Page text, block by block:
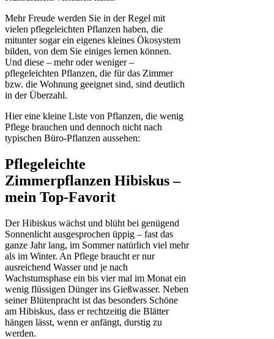
Mehr Freude werden Sie in der Regel mit
vielen pflegeleichten Pflanzen haben, die
mitunter sogar ein eigenes kleines Ökosystem
bilden, von dem Sie einiges lernen können.
Und diese – mehr oder weniger –
pflegeleichten Pflanzen, die für das Zimmer
bzw. die Wohnung geeignet sind, sind deutlich
in der Überzahl.
Hier eine kleine Liste von Pflanzen, die wenig
Pflege brauchen und dennoch nicht nach
typischen Büro-Pflanzen aussehen:
Pflegeleichte
Zimmerpflanzen Hibiskus –
mein Top-Favorit
Der Hibiskus wächst und blüht bei genügend
Sonnenlicht ausgesprochen üppig – fast das
ganze Jahr lang, im Sommer natürlich viel mehr
als im Winter. An Pflege braucht er nur
ausreichend Wasser und je nach
Wachstumsphase ein bis vier mal im Monat ein
wenig flüssigen Dünger ins Gießwasser. Neben
seiner Blütenpracht ist das besonders Schöne
am Hibiskus, dass er rechtzeitig die Blätter
hängen lässt, wenn er anfängt, durstig zu
werden.